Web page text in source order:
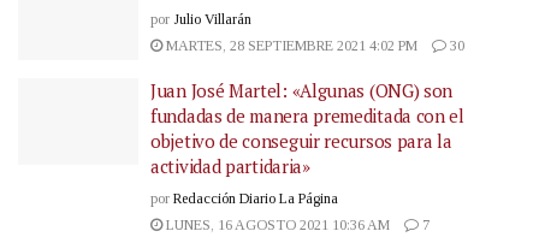
por Julio Villarán
MARTES, 28 SEPTIEMBRE 2021 4:02 PM
30
Juan José Martel: «Algunas (ONG) son
fundadas de manera premeditada con el
objetivo de conseguir recursos para la
actividad partidaria»
por Redacción Diario La Página
LUNES, 16 AGOSTO 2021 10:36 AM
7